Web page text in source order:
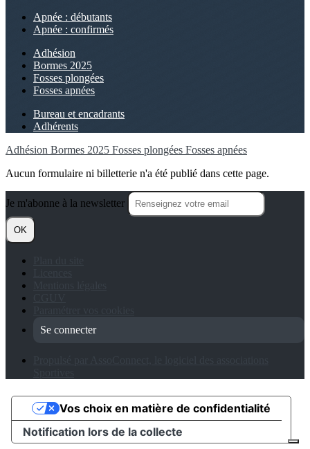
Apnée : débutants
Apnée : confirmés
Adhésion
Bormes 2025
Fosses plongées
Fosses apnées
Bureau et encadrants
Adhérents
Adhésion Bormes 2025 Fosses plongées Fosses apnées
Aucun formulaire ni billetterie n'a été publié dans cette page.
Je m'abonne à la newsletter
OK
Se connecter
Notification lors de la collecte
Vos choix en matière de confidentialité